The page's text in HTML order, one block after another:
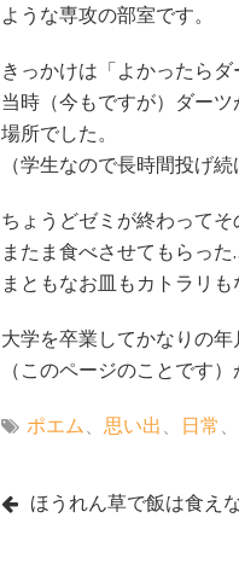
ような専攻の部室です。
きっかけは「よかったら
当時（今もですが）ダー
場所でした。
（学生なので長時間投げ
ちょうどゼミが終わって
またま食べさせてもらった
まともなお皿もカトラリ
大学を卒業してかなりの
（このページのことです
ポエム、 思い出、 日常、
投ほうれん草で飯は食え